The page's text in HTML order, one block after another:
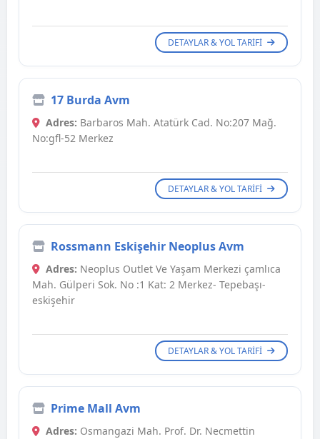
DETAYLAR & YOL TARIFI
17 Burda Avm
Adres: Barbaros Mah. Atatürk Cad. No:207 Mağ.
No:gfl-52 Merkez
DETAYLAR & YOL TARIFI
Rossmann Eskişehir Neoplus Avm
Adres: Neoplus Outlet Ve Yaşam Merkezi çamlıca
Mah. Gülperi Sok. No :1 Kat: 2 Merkez- Tepebaşı-
eskişehir
DETAYLAR & YOL TARIFI
Prime Mall Avm
Adres: Osmangazi Mah. Prof. Dr. Necmettin